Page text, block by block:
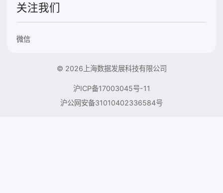
关注我们
微信
© 2026上海数据发展科技有限公司
沪ICP备17003045号-11
沪公网安备31010402336584号